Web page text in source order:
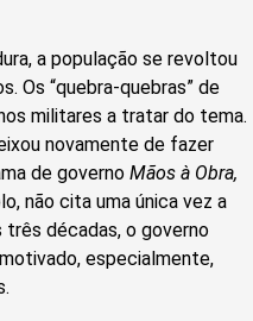
a população se revoltou
Os “quebra-quebras” de
militares a tratar do tema.
novamente de fazer
de governo Mãos à Obra,
não cita uma única vez a
três décadas, o governo
especialmente,